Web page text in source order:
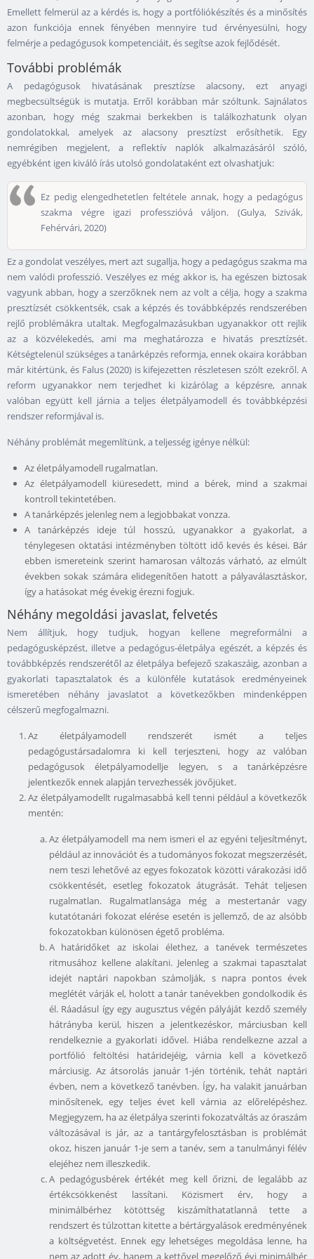
Emellett felmerül az a kérdés is, hogy a portfóliókészítés és a minősítés
azon funkciója ennek fényében mennyire tud érvényesülni, hogy
felmérje a pedagógusok kompetenciáit, és segítse azok fejlődését.
További problémák
A pedagógusok hivatásának presztízse alacsony, ezt anyagi
megbecsültségük is mutatja. Erről korábban már szóltunk. Sajnálatos
azonban, hogy még szakmai berkekben is találkozhatunk olyan
gondolatokkal, amelyek az alacsony presztízst erősíthetik. Egy
nemrégiben megjelent, a reflektív naplók alkalmazásáról szóló,
egyébként igen kiváló írás utolsó gondolataként ezt olvashatjuk:
Ez pedig elengedhetetlen feltétele annak, hogy a pedagógus
szakma végre igazi professzióvá váljon. (Gulya, Szivák,
Fehérvári, 2020)
Ez a gondolat veszélyes, mert azt sugallja, hogy a pedagógus szakma ma
nem valódi professzió. Veszélyes ez még akkor is, ha egészen biztosak
vagyunk abban, hogy a szerzőknek nem az volt a célja, hogy a szakma
presztízsét csökkentsék, csak a képzés és továbbképzés rendszerében
rejlő problémákra utaltak. Megfogalmazásukban ugyanakkor ott rejlik
az a közvélekedés, ami ma meghatározza e hivatás presztízsét.
Kétségtelenül szükséges a tanárképzés reformja, ennek okaira korábban
már kitértünk, és Falus (2020) is kifejezetten részletesen szólt ezekről. A
reform ugyanakkor nem terjedhet ki kizárólag a képzésre, annak
valóban együtt kell járnia a teljes életpályamodell és továbbképzési
rendszer reformjával is.
Néhány problémát megemlítünk, a teljesség igénye nélkül:
Az életpályamodell rugalmatlan.
Az életpályamodell kiüresedett, mind a bérek, mind a szakmai
kontroll tekintetében.
A tanárképzés jelenleg nem a legjobbakat vonzza.
A tanárképzés ideje túl hosszú, ugyanakkor a gyakorlat, a
ténylegesen oktatási intézményben töltött idő kevés és kései. Bár
ebben ismereteink szerint hamarosan változás várható, az elmúlt
években sokak számára elidegenítően hatott a pályaválasztáskor,
így a hatásokat még évekig érezni fogjuk.
Néhány megoldási javaslat, felvetés
Nem állítjuk, hogy tudjuk, hogyan kellene megreformálni a
pedagógusképzést, illetve a pedagógus-életpálya egészét, a képzés és
továbbképzés rendszerétől az életpálya befejező szakaszáig, azonban a
gyakorlati tapasztalatok és a különféle kutatások eredményeinek
ismeretében néhány javaslatot a következőkben mindenképpen
célszerű megfogalmazni.
Az életpályamodell rendszerét ismét a teljes
pedagógustársadalomra ki kell terjeszteni, hogy az valóban
pedagógusok életpályamodellje legyen, s a tanárképzésre
jelentkezők ennek alapján tervezhessék jövőjüket.
Az életpályamodellt rugalmasabbá kell tenni például a következők
mentén:
Az életpályamodell ma nem ismeri el az egyéni teljesítményt,
például az innovációt és a tudományos fokozat megszerzését,
nem teszi lehetővé az egyes fokozatok közötti várakozási idő
csökkentését, esetleg fokozatok átugrását. Tehát teljesen
rugalmatlan. Rugalmatlansága még a mestertanár vagy
kutatótanári fokozat elérése esetén is jellemző, de az alsóbb
fokozatokban különösen égető probléma.
A határidőket az iskolai élethez, a tanévek természetes
ritmusához kellene alakítani. Jelenleg a szakmai tapasztalat
idejét naptári napokban számolják, s napra pontos évek
meglétét várják el, holott a tanár tanévekben gondolkodik és
él. Ráadásul így egy augusztus végén pályáját kezdő személy
hátrányba kerül, hiszen a jelentkezéskor, márciusban kell
rendelkeznie a gyakorlati idővel. Hiába rendelkezne azzal a
portfólió feltöltési határidejéig, várnia kell a következő
márciusig. Az átsorolás január 1-jén történik, tehát naptári
évben, nem a következő tanévben. Így, ha valakit januárban
minősítenek, egy teljes évet kell várnia az előrelépéshez.
Megjegyzem, ha az életpálya szerinti fokozatváltás az óraszám
változásával is jár, az a tantárgyfelosztásban is problémát
okoz, hiszen január 1-je sem a tanév, sem a tanulmányi félév
elejéhez nem illeszkedik.
A pedagógusbérek értékét meg kell őrizni, de legalább az
értékcsökkenést lassítani. Közismert érv, hogy a
minimálbérhez kötöttség kiszámíthatatlanná tette a
rendszert és túlzottan kitette a bértárgyalások eredményének
a költségvetést. Ennek egy lehetséges megoldása lenne, ha
nem az adott év, hanem a kettővel megelőző évi minimálbér